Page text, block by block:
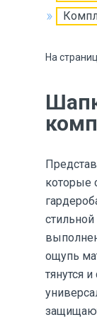
На
которые
ощупь
тянутся